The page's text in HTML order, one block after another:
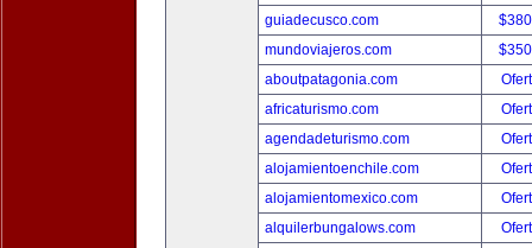
guiadecusco.com
mundoviajeros.com
aboutpatagonia.com
africaturismo.com
agendadeturismo.com
alojamientoenchile.com
alojamientomexico.com
alquilerbungalows.com